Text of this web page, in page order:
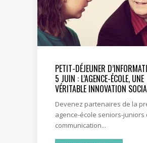
PETIT-DÉJEUNER
5 JUIN : L’AGENCE-ÉCOLE, UNE
VÉRITABLE INNOVATION
Devenez partenaires de la
agence-école seniors-juniors
communication...